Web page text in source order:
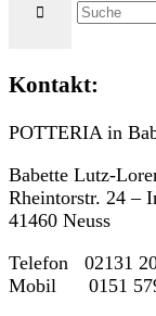
Kontakt:
POTTERIA in
Babette Lutz-
Rheintorstr. 24 –
41460 Neuss
Telefon 02131
Mobil 0151